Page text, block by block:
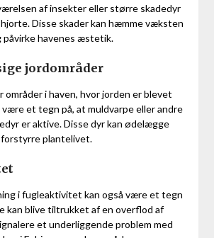
af insekter eller større skadedyr
Disse skader kan hæmme væksten
påvirke havenes æstetik.
jordområder
områder i haven, hvor jorden er blevet
et tegn på, at muldvarpe eller andre
er aktive. Disse dyr kan ødelægge
plantelivet.
i fugleaktivitet kan også være et tegn
kan blive tiltrukket af en overflod af
et underliggende problem med